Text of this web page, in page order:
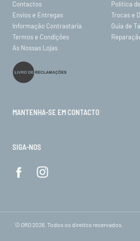
Contactos
Política
Envios e Entregas
Trocas e
Informação Contrastaria
Guia de
Termos e Condições
As Nossas Lojas
MANTENHA-SE EM CONTACTO
SIGA-NOS
© ORO 2026. Todos os direitos reservados.